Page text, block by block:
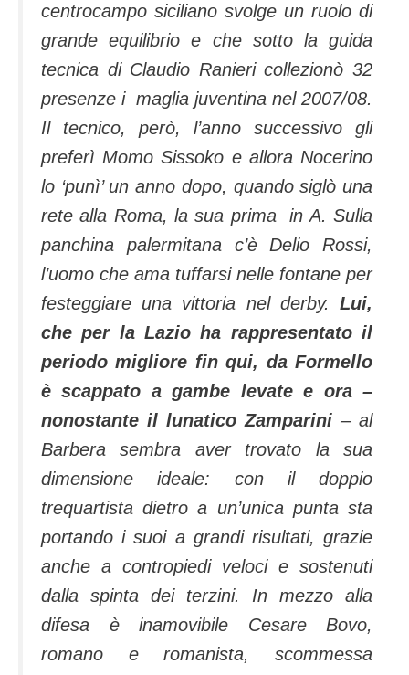
centrocampo siciliano svolge un ruolo di
grande equilibrio e che sotto la guida
tecnica di Claudio Ranieri collezionò 32
presenze i maglia juventina nel 2007/08.
Il tecnico, però, l’anno successivo gli
preferì Momo Sissoko e allora Nocerino
lo ‘punì’ un anno dopo, quando siglò una
rete alla Roma, la sua prima in A. Sulla
panchina palermitana c’è Delio Rossi,
l’uomo che ama tuffarsi nelle fontane per
festeggiare una vittoria nel derby. Lui,
che per la Lazio ha rappresentato il
periodo migliore fin qui, da Formello
è scappato a gambe levate e ora –
nonostante il lunatico Zamparini – al
Barbera sembra aver trovato la sua
dimensione ideale: con il doppio
trequartista dietro a un’unica punta sta
portando i suoi a grandi risultati, grazie
anche a contropiedi veloci e sostenuti
dalla spinta dei terzini. In mezzo alla
difesa è inamovibile Cesare Bovo,
romano e romanista, scommessa